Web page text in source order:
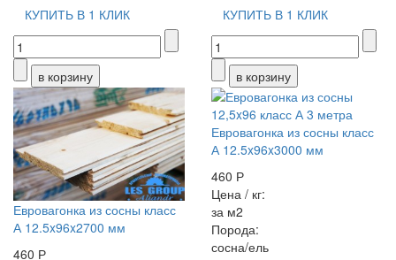
КУПИТЬ В 1 КЛИК
КУПИТЬ В 1 КЛИК
Евровагонка из сосны класс
А 12.5x96x2700 мм
460 Р
Евровагонка из сосны класс
А 12.5x96x3000 мм
460 Р
Цена / кг:
за м2
Порода:
сосна/ель